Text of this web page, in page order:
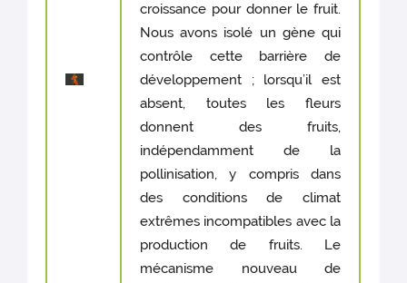
croissance pour donner le fruit.
Nous avons isolé un gène qui
contrôle cette barrière de
développement ; lorsqu’il est
absent, toutes les fleurs
donnent des fruits,
indépendamment de la
pollinisation, y compris dans
des conditions de climat
extrêmes incompatibles avec la
production de fruits. Le
mécanisme nouveau de